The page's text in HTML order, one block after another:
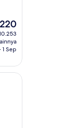
1 Sep